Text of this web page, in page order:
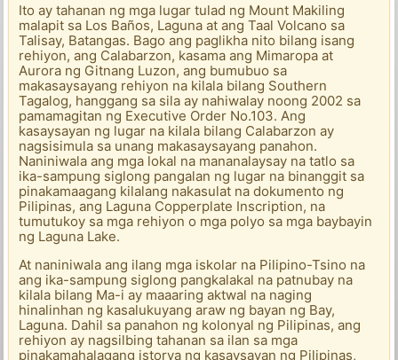
Ito ay tahanan ng mga lugar tulad ng Mount Makiling
malapit sa Los Baños, Laguna at ang Taal Volcano sa
Talisay, Batangas. Bago ang paglikha nito bilang isang
rehiyon, ang Calabarzon, kasama ang Mimaropa at
Aurora ng Gitnang Luzon, ang bumubuo sa
makasaysayang rehiyon na kilala bilang Southern
Tagalog, hanggang sa sila ay nahiwalay noong 2002 sa
pamamagitan ng Executive Order No.103. Ang
kasaysayan ng lugar na kilala bilang Calabarzon ay
nagsisimula sa unang makasaysayang panahon.
Naniniwala ang mga lokal na mananalaysay na tatlo sa
ika-sampung siglong pangalan ng lugar na binanggit sa
pinakamaagang kilalang nakasulat na dokumento ng
Pilipinas, ang Laguna Copperplate Inscription, na
tumutukoy sa mga rehiyon o mga polyo sa mga baybayin
ng Laguna Lake.
At naniniwala ang ilang mga iskolar na Pilipino-Tsino na
ang ika-sampung siglong pangkalakal na patnubay na
kilala bilang Ma-i ay maaaring aktwal na naging
hinalinhan ng kasalukuyang araw ng bayan ng Bay,
Laguna. Dahil sa panahon ng kolonyal ng Pilipinas, ang
rehiyon ay nagsilbing tahanan sa ilan sa mga
pinakamahalagang istorya ng kasaysayan ng Pilipinas,